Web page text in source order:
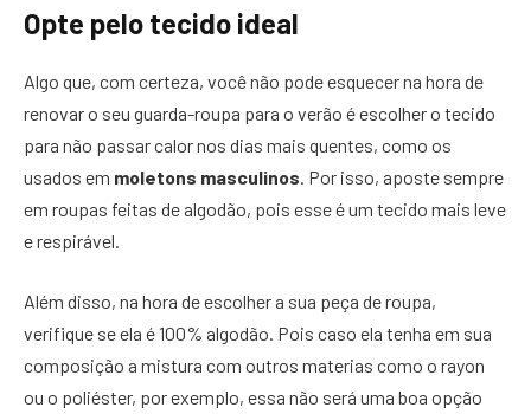
Opte pelo tecido ideal
Algo que, com certeza, você não pode esquecer na hora de
renovar o seu guarda-roupa para o verão é escolher o tecido
para não passar calor nos dias mais quentes, como os
usados em moletons masculinos . Por isso, aposte sempre
em roupas feitas de algodão, pois esse é um tecido mais leve
e respirável.
Além disso, na hora de escolher a sua peça de roupa,
verifique se ela é 100% algodão. Pois caso ela tenha em sua
composição a mistura com outros materias como o rayon
ou o poliéster, por exemplo, essa não será uma boa opção